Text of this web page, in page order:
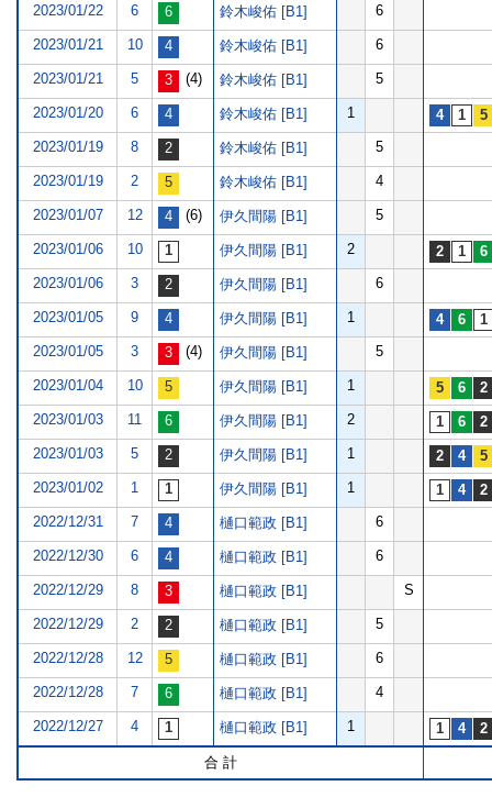
2023/01/22 6 鈴木峻佑 [B1] 6
2023/01/21 10 鈴木峻佑 [B1] 6
2023/01/21 5 (4) 鈴木峻佑 [B1] 5
2023/01/20 6 鈴木峻佑 [B1] 1
2023/01/19 8 鈴木峻佑 [B1] 5
2023/01/19 2 鈴木峻佑 [B1] 4
2023/01/07 12 (6) 伊久間陽 [B1] 5
2023/01/06 10 伊久間陽 [B1] 2
2023/01/06 3 伊久間陽 [B1] 6
2023/01/05 9 伊久間陽 [B1] 1
2023/01/05 3 (4) 伊久間陽 [B1] 5
2023/01/04 10 伊久間陽 [B1] 1
2023/01/03 11 伊久間陽 [B1] 2
2023/01/03 5 伊久間陽 [B1] 1
2023/01/02 1 伊久間陽 [B1] 1
2022/12/31 7 樋口範政 [B1] 6
2022/12/30 6 樋口範政 [B1] 6
2022/12/29 8 樋口範政 [B1] S
2022/12/29 2 樋口範政 [B1] 5
2022/12/28 12 樋口範政 [B1] 6
2022/12/28 7 樋口範政 [B1] 4
2022/12/27 4 樋口範政 [B1] 1
合 計